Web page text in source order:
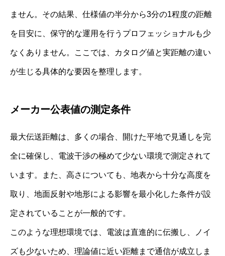
ません。その結果、仕様値の半分から3分の1程度の距離
を目安に、保守的な運用を行うプロフェッショナルも少
なくありません。ここでは、カタログ値と実距離の違い
が生じる具体的な要因を整理します。
メーカー公表値の測定条件
最大伝送距離は、多くの場合、開けた平地で見通しを完
全に確保し、電波干渉の極めて少ない環境で測定されて
います。また、高さについても、地表から十分な高度を
取り、地面反射や地形による影響を最小化した条件が設
定されていることが一般的です。
このような理想環境では、電波は直進的に伝搬し、ノイ
ズも少ないため、理論値に近い距離まで通信が成立しま